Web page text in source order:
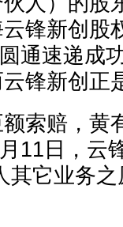
锋新创股
通速递成
锋新创正
索赔，黄
11日，云
其它业务